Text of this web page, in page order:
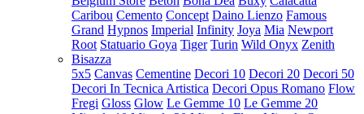
Caribou Cemento Concept Daino Lienzo Famous
Grand Hypnos Imperial Infinity Joya Mia Newport
Root Statuario Goya Tiger Turin Wild Onyx Zenith
Bisazza
5x5 Canvas Cementine Decori 10 Decori 20 Decori 50
Decori In Tecnica Artistica Decori Opus Romano Flow
Fregi Gloss Glow Le Gemme 10 Le Gemme 20